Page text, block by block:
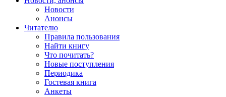
Новости
Анонсы
Читателю
Правила пользования
Найти книгу
Что почитать?
Новые поступления
Периодика
Гостевая книга
Анкеты